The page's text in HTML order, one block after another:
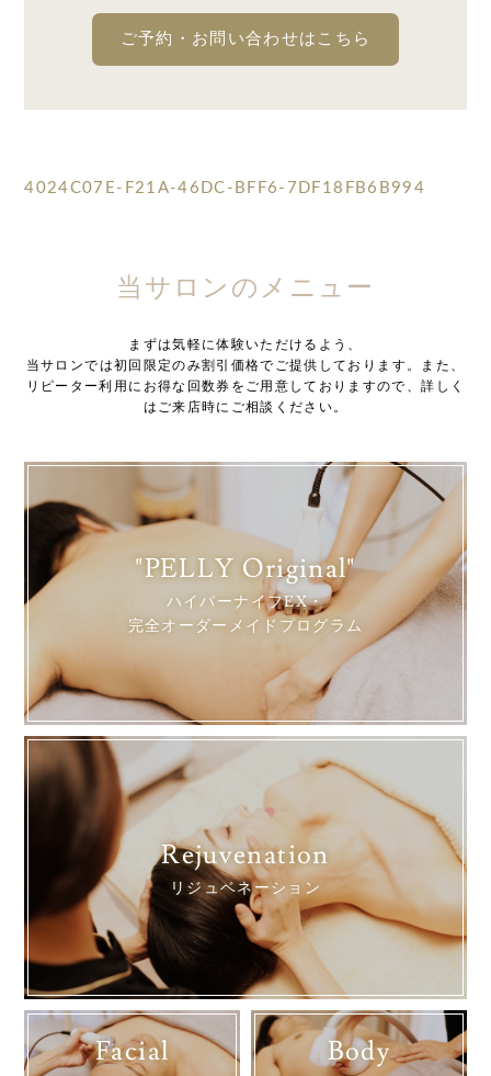
ご予約・お問い合わせはこちら
4024C07E-F21A-46DC-BFF6-7DF18FB6B994
当サロンのメニュー
まずは気軽に体験いただけるよう、
当サロンでは初回限定のみ割引価格でご提供しております。また、
リピーター利用にお得な回数券をご用意しておりますので、詳しく
はご来店時にご相談ください。
"PELLY Original"
ハイパーナイフEX・
完全オーダーメイドプログラム
Rejuvenation
リジュベネーション
Facial Body